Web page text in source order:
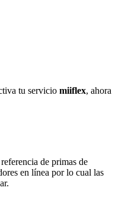
tu servicio miiflex, ahora
de primas de
en línea por lo cual las